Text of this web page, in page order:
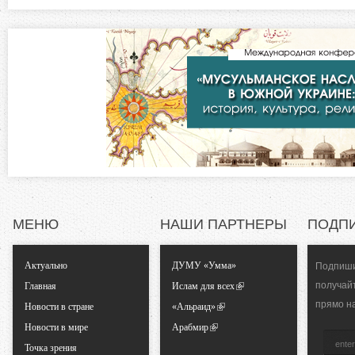
о
л
ь
н
ы
в
МЕНЮ
Актуально
Главная
Новости в стране
Новости в мире
Точка зрения
НАШИ ПАРТНЕРЫ
ДУМУ «Умма»
Ислам для всех
«Альраид»
Арабмир
прямо